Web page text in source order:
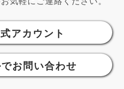
アカウント
お問い合わせ